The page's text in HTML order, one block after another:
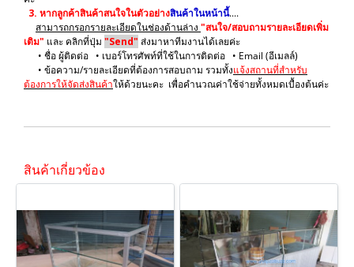
3. หากลูกค้าสินค้าสนใจในตัวอย่างสินค้าในหน้านี้....
สามารถกรอกรายละเอียดในช่องด้านล่าง "สนใจ/สอบถามรายละเอียดเพิ่ม
เติม" และ คลิกที่ปุ่ม "Send" ส่งมาหาทีมงานได้เลยค่ะ
• ชื่อ ผู้ติดต่อ • เบอร์โทรศัพท์ที่ใช้ในการติดต่อ • Email (อีเมลล์)
• ข้อความ/รายละเอียดที่ต้องการสอบถาม รวมทั้งแจ้งสถานที่สำหรับ
ต้องการให้จัดส่งสินค้าให้ด้วยนะคะ เพื่อคำนวณค่าใช้จ่ายทั้งหมดเบื้องต้นค่ะ
สินค้าเกี่ยวข้อง